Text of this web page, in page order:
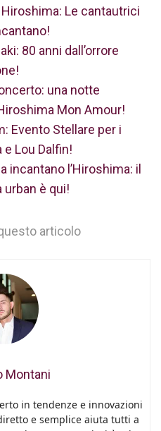
Le cantautrici
80 anni dall’orrore
una notte
Mon Amour!
Evento Stellare per i
Lou Dalfin!
incantano l’Hiroshima: il
è qui!
articolo
Montani
in tendenze e innovazioni
e semplice aiuta tutti a